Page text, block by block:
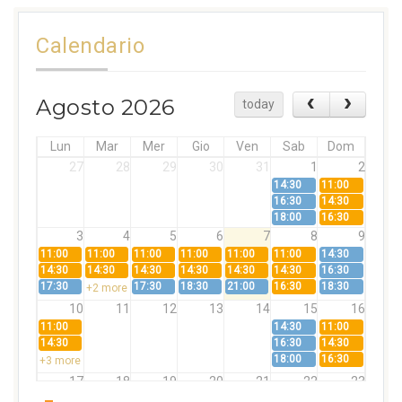
Calendario
Agosto 2026 today
Lun Mar Mer Gio Ven Sab
Dom
27
28 29 30 31 1 2
14:30
11:00
16:30
14:30
18:00
16:30
3 4 5 6 7 8 9
11:00 11:00 11:00 11:00 11:00 11:00
14:30
14:30
14:30 14:30 14:30 14:30 14:30
16:30
17:30
+2 more 17:30 18:30 21:00 16:30 18:30
10 11 12 13 14 15 16
11:00 14:30
11:00
14:30
16:30
14:30
+3 more
18:00 16:30
17 18 19 20 21 22 23
11:00